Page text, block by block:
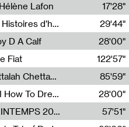
Lafon
Lafon
17'28"
Paysages animés #3 : Prairies – Histoires d’herbes et d’humains
29'44"
D A Calf
28'00"
Fiat
122'57"
Formule Magique #3 : Selim-a Attalah Chettaoui
85'59"
Radia Show #1103 : “Learning AI How To Dream” by Sebastian Dingens (Radio Campus Bruxelles)
28'00"
LA PYRAMIDE DE BOIS 12 / PRINTEMPS 2026
57'51"